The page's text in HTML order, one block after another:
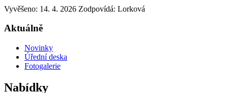
Vyvěšeno: 14. 4. 2026 Zodpovídá: Lorková
Aktuálně
Novinky
Úřední deska
Fotogalerie
Nabídky